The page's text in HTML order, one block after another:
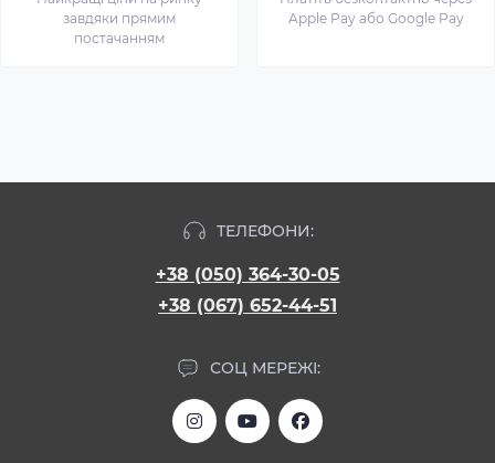
завдяки прямим
постачанням
Apple Pay або Google Pay
ТЕЛЕФОНИ:
+38 (050) 364-30-05
+38 (067) 652-44-51
СОЦ МЕРЕЖІ: